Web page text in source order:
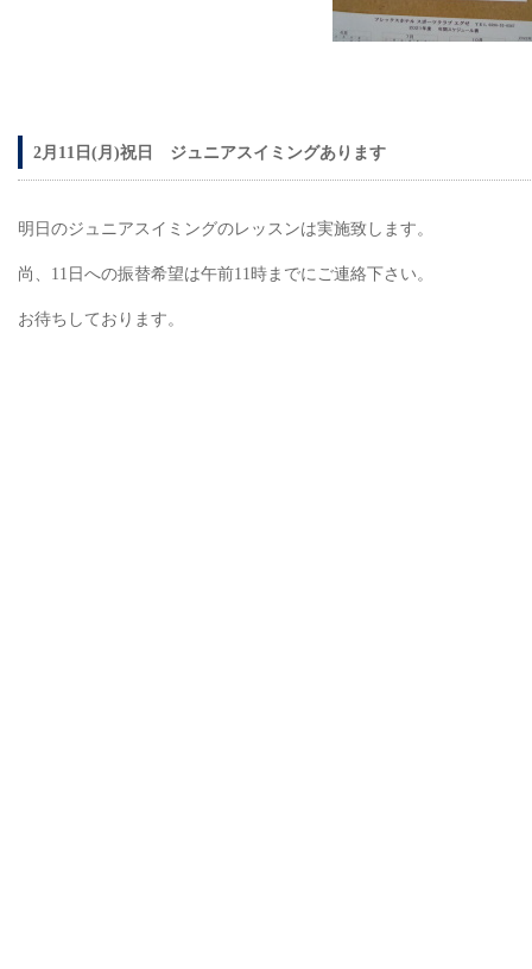
2月11日(月)祝日 ジュニアスイミングあります
明日のジュニアスイミングのレッスンは実施致します。
尚、11日への振替希望は午前11時までにご連絡下さい。
お待ちしております。